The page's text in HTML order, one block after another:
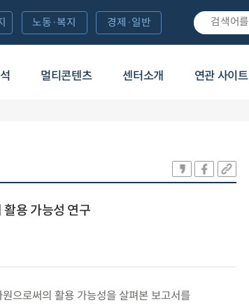
멀티콘텐츠 센터소개 연관 사이트
노동·복지 경제·일반
용 가능성 연구
으로써의 활용 가능성을 살펴본 보고서를